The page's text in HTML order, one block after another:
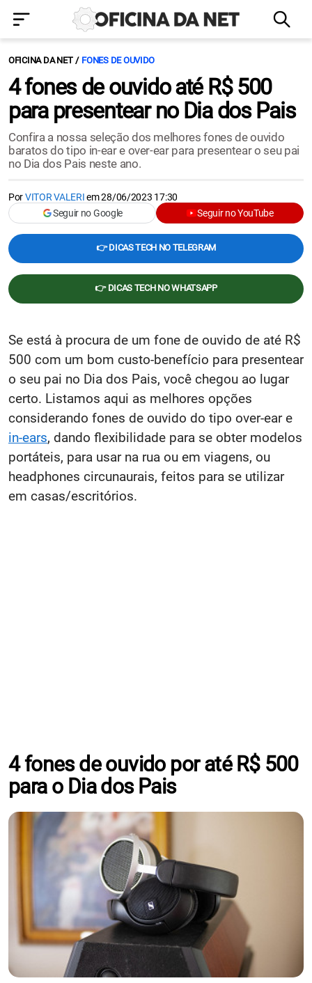
OFICINA DA NET FONES DE OUVIDO
4 fones de ouvido até R$ 500
para presentear no Dia dos Pais
Confira a nossa seleção dos melhores fones de ouvido
baratos do tipo in-ear e over-ear para presentear o seu pai
no Dia dos Pais neste ano.
PorVITOR VALERIem28/06/2023 17:30
Seguir no Google
Seguir no YouTube
👉 DICAS TECH NO TELEGRAM
👉 DICAS TECH NO WHATSAPP
Se está à procura de um fone de ouvido de até R$
500 com um bom custo-benefício para presentear
o seu pai no Dia dos Pais, você chegou ao lugar
certo. Listamos aqui as melhores opções
considerando fones de ouvido do tipo over-ear e
in-ears, dando flexibilidade para se obter modelos
portáteis, para usar na rua ou em viagens, ou
headphones circunaurais, feitos para se utilizar
em casas/escritórios.
4 fones de ouvido por até R$ 500
para o Dia dos Pais